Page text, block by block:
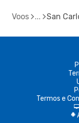
Voos San
Termos e
d
A